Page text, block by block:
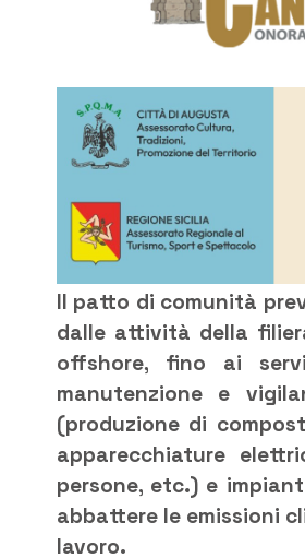
Il patto di comunità
dalle attività della
offshore, fino ai
manutenzione e
(produzione di
apparecchiature
persone, etc.) e
abbattere le emissioni
lavoro.